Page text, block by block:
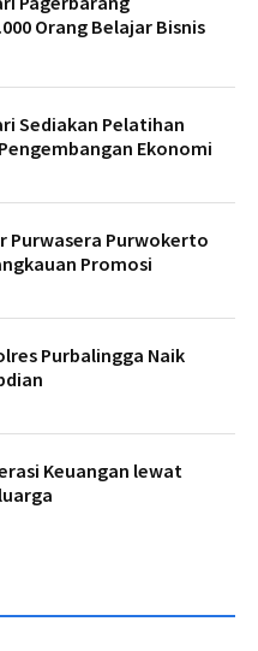
Orang Belajar Bisnis
Sediakan Pelatihan
Ekonomi
Purwasera Purwokerto
Promosi
Purbalingga Naik
Keuangan lewat